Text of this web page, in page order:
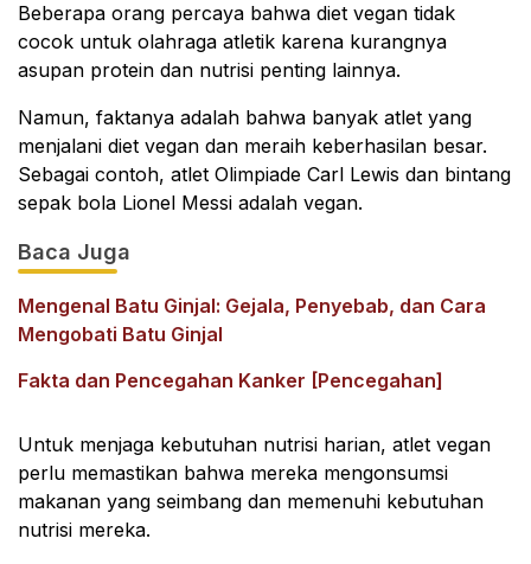
Beberapa orang percaya bahwa diet vegan tidak
cocok untuk olahraga atletik karena kurangnya
asupan protein dan nutrisi penting lainnya.
Namun, faktanya adalah bahwa banyak atlet yang
menjalani diet vegan dan meraih keberhasilan besar.
Sebagai contoh, atlet Olimpiade Carl Lewis dan bintang
sepak bola Lionel Messi adalah vegan.
Baca Juga
Mengenal Batu Ginjal: Gejala, Penyebab, dan Cara
Mengobati Batu Ginjal
Fakta dan Pencegahan Kanker [Pencegahan]
Untuk menjaga kebutuhan nutrisi harian, atlet vegan
perlu memastikan bahwa mereka mengonsumsi
makanan yang seimbang dan memenuhi kebutuhan
nutrisi mereka.